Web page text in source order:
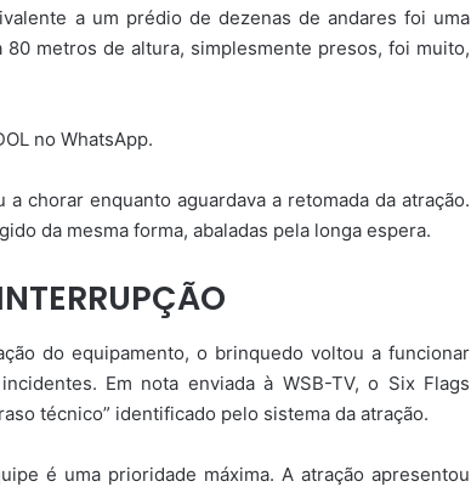
a um prédio de dezenas de andares foi uma
metros de altura, simplesmente presos, foi muito,
no WhatsApp.
chorar enquanto aguardava a retomada da atração.
da mesma forma, abaladas pela longa espera.
do equipamento, o brinquedo voltou a funcionar
Em nota enviada à WSB-TV, o Six Flags
técnico” identificado pelo sistema da atração.
é uma prioridade máxima. A atração apresentou